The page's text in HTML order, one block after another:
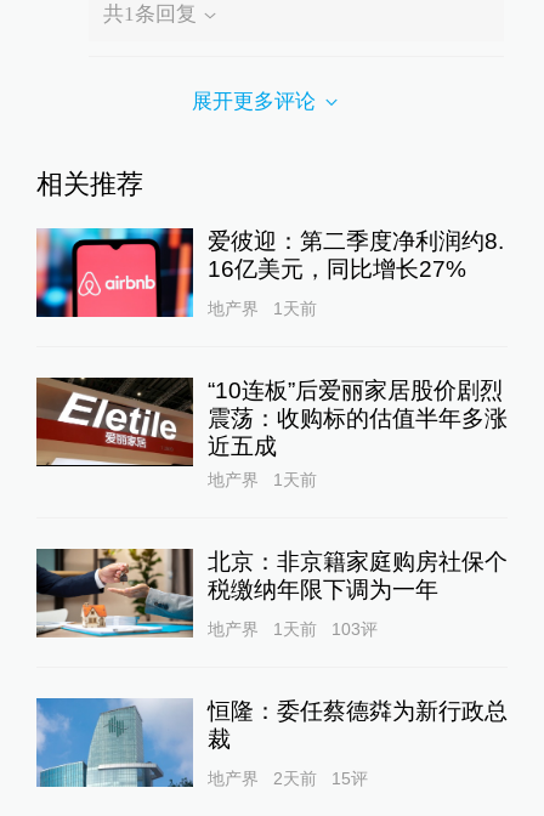
共1条回复
展开更多评论
相关推荐
爱彼迎：第二季度净利润约8.
16亿美元，同比增长27%
地产界 1天前
“10连板”后爱丽家居股价剧烈
震荡：收购标的估值半年多涨
近五成
地产界 1天前
北京：非京籍家庭购房社保个
税缴纳年限下调为一年
地产界 1天前 103评
恒隆：委任蔡德粦为新行政总
裁
地产界 2天前 15评